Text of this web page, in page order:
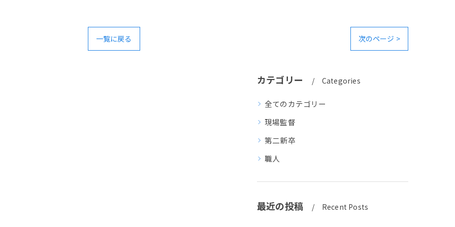
一覧に戻る 次のページ >
カテゴリー Categories
全てのカテゴリー
現場監督
第二新卒
職人
最近の投稿 Recent Posts